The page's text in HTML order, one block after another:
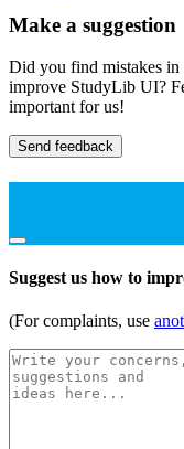
Make a suggestion
Did you find mistakes
improve StudyLib UI?
important for us!
Send feedback
Suggest us how to
(For complaints, use